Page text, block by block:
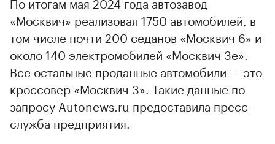
«Москвич» реализовал 1750 автомобилей, в
том числе почти 200 седанов «Москвич 6» и
около 140 электромобилей «Москвич 3е».
Все остальные проданные автомобили — это
кроссовер «Москвич 3». Такие данные по
запросу Autonews.ru предоставила пресс-
служба предприятия.